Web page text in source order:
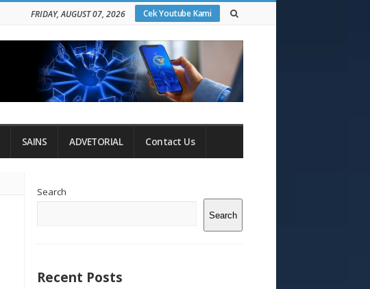
Cek Youtube Kami
FRIDAY, AUGUST 07, 2026
SAINS ADVETORIAL Contact Us
Sidebar
Search
Search
Recent Posts